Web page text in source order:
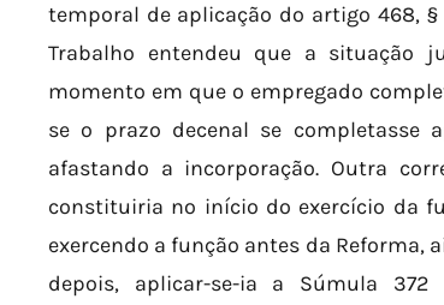
temporal de aplicação do artigo 468, §
Trabalho entendeu que a situação
momento em que o empregado
se o prazo decenal se completasse
afastando a incorporação. Outra
constituiria no início do exercício da
exercendo a função antes da Reforma,
depois, aplicar-se-ia a Súmula 372